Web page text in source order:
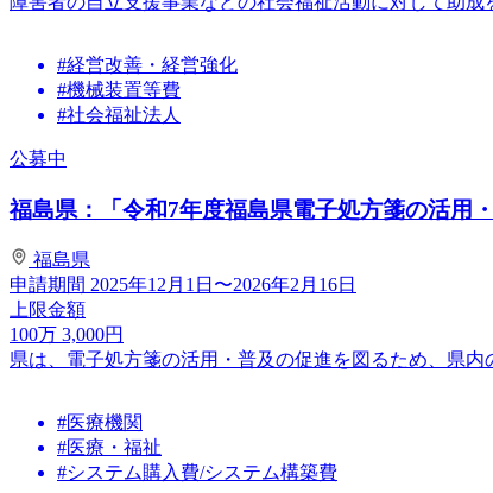
#経営改善・経営強化
#機械装置等費
#社会福祉法人
公募中
福島県：「令和7年度福島県電子処方箋の活用
福島県
申請期間 2025年12月1日〜2026年2月16日
上限金額
100万 3,000円
県は、電子処方箋の活用・普及の促進を図るため、県
#医療機関
#医療・福祉
#システム購入費/システム構築費